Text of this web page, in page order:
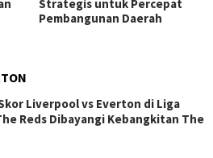
Strategis untuk Percepat
Pembangunan Daerah
Liverpool vs Everton di Liga
Reds Dibayangi Kebangkitan The